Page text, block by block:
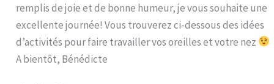
remplis de joie et de bonne humeur, je vous souhaite une
excellente journée! Vous trouverez ci-dessous des idées
d’activités pour faire travailler vos oreilles et votre nez
A bientôt, Bénédicte